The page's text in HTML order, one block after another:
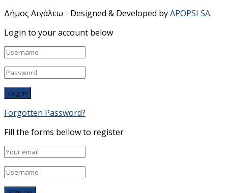
Δήμος Αιγάλεω - Designed & Developed byAPOPSI SA.
Login to your account below
Forgotten Password?
Fill the forms bellow to register